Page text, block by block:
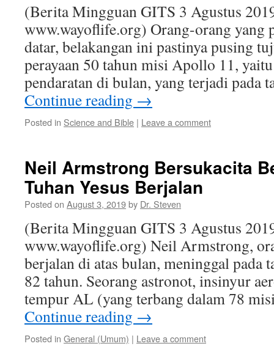
(Berita Mingguan GITS 3 Agustus
www.wayoflife.org) Orang-orang yang
datar, belakangan ini pastinya pusing
perayaan 50 tahun misi Apollo 11,
pendaratan di bulan, yang terjadi pada
Continue reading →
Posted in Science and Bible | Leave a comment
Neil Armstrong Bersukacita
Tuhan Yesus Berjalan
Posted on August 3, 2019by Dr. Steven
(Berita Mingguan GITS 3 Agustus
www.wayoflife.org) Neil Armstrong,
berjalan di atas bulan, meninggal pada
82 tahun. Seorang astronot, insinyur
tempur AL (yang terbang dalam 78
Continue reading →
Posted in General (Umum) | Leave a comment